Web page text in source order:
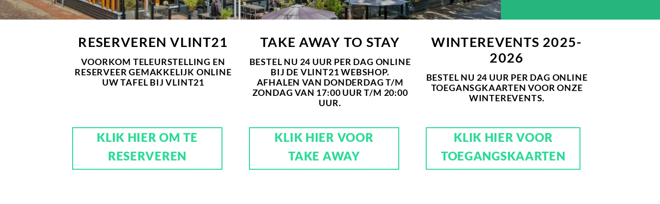
RESERVEREN VLINT21
VOORKOM TELEURSTELLING EN
RESERVEER GEMAKKELIJK ONLINE
UW TAFEL BIJ VLINT21
TAKE AWAY TO STAY
BESTEL NU 24 UUR PER DAG ONLINE
BIJ DE VLINT21 WEBSHOP.
AFHALEN VAN DONDERDAG T/M
ZONDAG VAN 17:00 UUR T/M 20:00
UUR.
WINTEREVENTS 2025-
2026
BESTEL NU 24 UUR PER DAG ONLINE
TOEGANSGKAARTEN VOOR ONZE
WINTEREVENTS.
KLIK HIER OM TE
RESERVEREN
KLIK HIER VOOR
TAKE AWAY
KLIK HIER VOOR
TOEGANGSKAARTEN